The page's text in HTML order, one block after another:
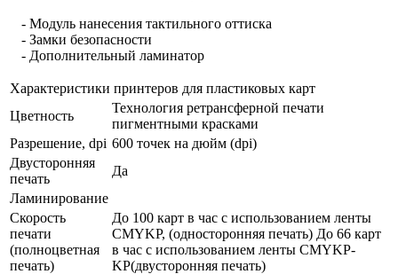
- Модуль нанесения тактильного оттиска
- Замки безопасности
- Дополнительный ламинатор
Характеристики принтеров для пластиковых карт
Цветность
Технология ретрансферной печати
пигментными красками
Разрешение, dpi 600 точек на дюйм (dpi)
Двусторонняя
печать
Да
Ламинирование
Скорость
печати
(полноцветная
печать)
До 100 карт в час с использованием ленты
CMYKP, (односторонняя печать) До 66 карт
в час с использованием ленты CMYKP-
KP(двусторонняя печать)